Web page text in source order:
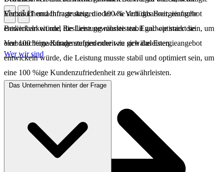
\ \
Wer wir sind
Verbrauchernachfrage steigen oder wie sich das Energieangebot
entwickeln würde, die Leistung musste stabil und optimiert sein, um
eine 100 %ige Kundenzufriedenheit zu gewährleisten.
Enexis IT und Infrastruktur, die 100 % Verfügbarkeit, einfache
Bedienbarkeit und Resilienz gewährleisten. Egal wie stark die
Verbrauchernachfrage steigen oder wie sich das Energieangebot
entwickeln würde, die Leistung musste stabil und optimiert sein, um
eine 100 %ige Kundenzufriedenheit zu gewährleisten.
Das Unternehmen hinter der Frage